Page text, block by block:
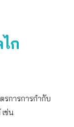
ก
รการการกำกับ
ช่น